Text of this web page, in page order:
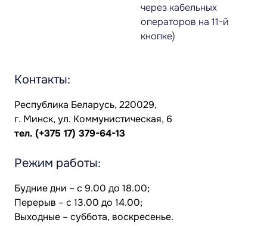
через кабельных
операторов на 11-й
кнопке)
Контакты:
Республика Беларусь, 220029,
г. Минск, ул. Коммунистическая, 6
тел. (+375 17) 379-64-13
Режим работы:
Будние дни – с 9.00 до 18.00;
Перерыв – с 13.00 до 14.00;
Выходные – суббота, воскресенье.